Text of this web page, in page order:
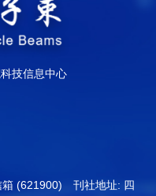
技信息中心
箱 (621900) 刊社地址: 四